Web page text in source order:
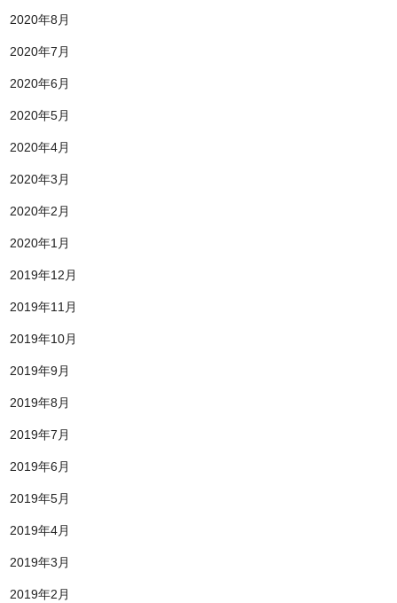
2020年8月
2020年7月
2020年6月
2020年5月
2020年4月
2020年3月
2020年2月
2020年1月
2019年12月
2019年11月
2019年10月
2019年9月
2019年8月
2019年7月
2019年6月
2019年5月
2019年4月
2019年3月
2019年2月